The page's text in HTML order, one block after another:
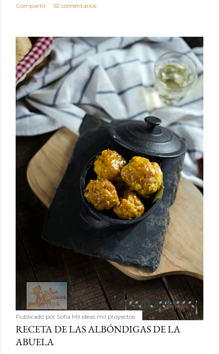
Compartir 52 comentarios
Publicado por Sofía Mil ideas mil proyectos
RECETA DE LAS ALBÓNDIGAS DE LA
ABUELA